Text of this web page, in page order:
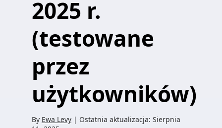
2025 r.
(testowane
przez
użytkowników)
By Ewa Levy | Ostatnia aktualizacja: Sierpnia